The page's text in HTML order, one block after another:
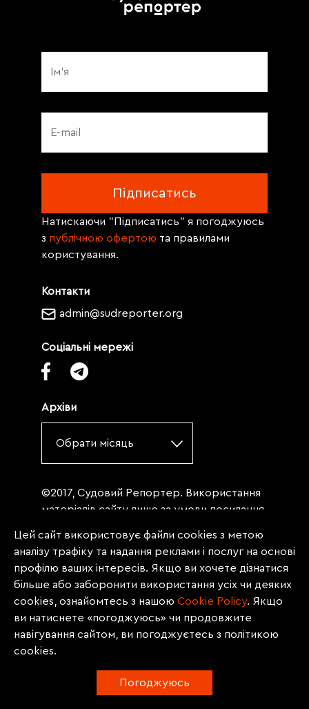
Контакти
admin@sudreporter.org
Соціальні мережі
Архіви
Обрати місяць
Натискаючи "Підписатись" я погоджуюсь
з публічною офертою та правилами
користування.
©2017, Судовий Репортер. Використання
матеріалів сайту лише за умови посилання
«Судовий репортер» не нижче третього
абзацу. Матеріали, щодо яких міститься
заборона на повну републікацію
(передрук, копіювання, відтворення або
інше використання), заборонено
передруковувати без згоди редакції.
Матеріали з позначкою PROMOTED, ЗА
Цей сайт використовує файли cookies з метою
аналізу трафіку та надання реклами і послуг на основі
профілю ваших інтересів. Якщо ви хочете дізнатися
більше або заборонити використання усіх чи деяких
cookies, ознайомтесь з нашою Сookie Policy. Якщо
ви натиснете «погоджуюсь» чи продовжите
навігування сайтом, ви погоджуєтесь з політикою
cookies.
Погоджуюсь